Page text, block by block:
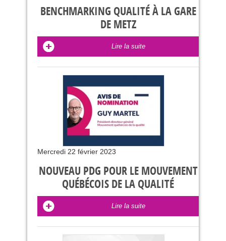
BENCHMARKING QUALITÉ À LA GARE
DE METZ
Lire la suite
Mercredi 22 février 2023
NOUVEAU PDG POUR LE MOUVEMENT
QUÉBÉCOIS DE LA QUALITÉ
Lire la suite